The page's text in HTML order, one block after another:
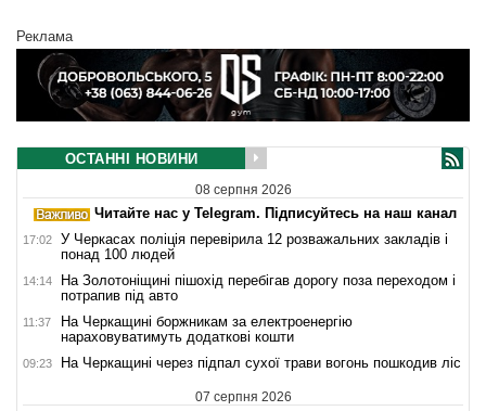
Реклама
ОСТАННІ НОВИНИ
08 серпня 2026
Читайте нас у Telegram. Підписуйтесь на наш канал
17:02
У Черкасах поліція перевірила 12 розважальних закладів і
понад 100 людей
14:14
На Золотоніщині пішохід перебігав дорогу поза переходом і
потрапив під авто
11:37
На Черкащині боржникам за електроенергію
нараховуватимуть додаткові кошти
09:23 На Черкащині через підпал сухої трави вогонь пошкодив ліс
07 серпня 2026